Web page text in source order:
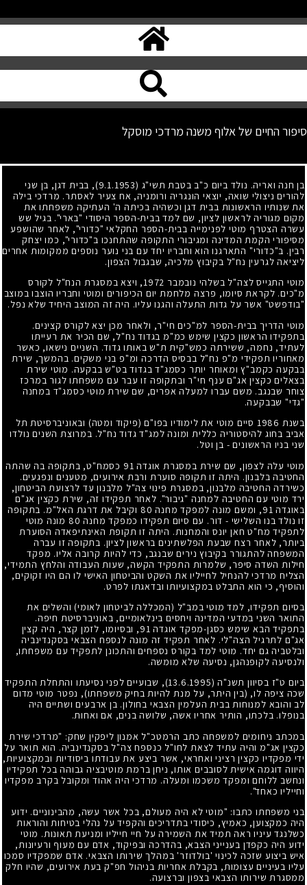
סיפור החיים של אלוף משנה מרדכי מוסקל
בן חנה ואריה. נולד ביום כ"ב בטבת תשי"ג (9.1.1953)
, בבית דגן, בן שני
להורים ניצולי שואה, יוצאי הונגריה ורומניה, אח צעיר לאסתר. מרדכי בילה
את שנותיו הראשונות בבית דגן וכשהיה בכיתה ה' העתיקה משפחתו את
מקום מגוריה לראשון לציון, שם למד בבית-הספר היסודי "בארי". בגיל שש
עשרה הצטרף מוטי לפנימייה בבית-הספר החקלאי "כדורי", לאחר שהושפע
מסיפורי הקמת המדינה ומגיבורי התקופה שהתחנכו ב"כדורי", כמו יצחק
רבין. ב"כדורי" התארגנו הוא וחבריו יחד עם בני נוער נוספים ממקומות אחרים
ליציאה לגרעין נח"ל בקיבוץ מלכיה, שבגבול הצפון.
מוטי התגייס לצה"ל בשלהי נובמבר 1972, ויצא במסגרת הנח"ל לקורס
מ"כים. לקראת סיומו, פרצה מלחמת יום הכיפורים ומוטי וחבריו הוצבו במוצב
"בודפשט" אשר על גדות התעלה והגנו עליו. היה זה המוצב היחיד שלא נפל.
מוטי הדריך בבית-הספר למ"כים חי"ר, ולאחר מכן יצא לקורס קצינים.
בתפקידו הראשון כקצין שימש כמ"מ בגדוד נח"ל, שם הכיר את רעייתו
לעתיד, נחמה, ששירתה כמש"קית ת"ש באותו גדוד. השניים נישאו, כאשר
מאחוריו תפקידי מ"פ נח"ל בבסיס הדרכה ומ"פ בני משקים. בהמשך, שירת
בבקעה כקמב"ץ ומאוחר יותר כסמג"ד בגדוד בט"ש בבקעה. מוטי שירת
בצאלים כקצין אג"ם ענף חי"ר ובתקופה זו עבר עם משפחתו לגור במרכז
צוחר שבנגב. משם עברו למעלה אפרים, שם שירת מוטי כסמג"ד במחנה
"גדי" שבבקעה.
בשנת 1986 סיים מוטי את לימודיו בפו"ם (פיקוד ומטה) ובאוניברסיטת תל
אביב בחוג להיסטוריה כללית ומונה למג"ד גדוד נח"ל. במרוצת השנים נולדו
שני בניו הראשונים - בן וטל.
מוטי עלה לצפון, שם שירת במסגרת אוגדה 91 כסמח"ט, בתקופה בה שהתה
החטיבה בלבנון. היתה זו תקופה סוערת ורבת אירועים, מטענים ונפגעים.
כשירדה החטיבה מלבנון, במסגרת פינוי צה"ל מלבנון עד לרצועת הביטחון,
ירד מוטי עם החטיבה למחנה "גיבור". לאחר תפקידו זה, שירת כקצין אג"ם
באוגדה 91, ומשם מונה למפקד מחנה 80 וקיבל את דרגת האל"מ. בתקופה
זו נולד בנו השלישי - דור. עם סיום תפקידו כמפקד מחנה 80 מונה מוטי
לתפקיד מח"ט חאן יונס והמחנות. היתה זו תקופת האינתיפאדה הסוערת
ביותר, לאחר רצח שבעת הפלשתינים בראשון לציון. בתקופה זו עברה
המשפחה להתגורר בקיבוץ נירים שבנגב, כדי להיות קרובה אליו. מפקד
חילות השדה סיפר, שלמרות התפקיד הקשה, שעות העבודה והלחץ התמידי,
הצליח מרדכי להנחיל לחייליו את השקט והביטחון האישי לו הם היו זקוקים,
והוסיף, כי הוא התבלט במקצועיותו ובדאגתו לפרט.
בסיום תפקידו, למד מוטי במב"ל (המכללה לביטחון לאומי) והשלים את
התואר השני במדעי המדינה ויחסים בינלאומיים, באוניברסיטת חיפה.
בתפקיד הבא שימש כסגן-מפקד אוגדה 91, ובסיומו, לזמן קצר, היה קצין
אג"ם לתרגיל הצה"לי. לאחר תפקיד זה מונה לנספח הצבאי בסקנדינביה
ובלטביה גם יחד. מוטי למד בקורס נספחים והתכונן לתפקיד עם משפחתו,
ולנסיעה לקופנהגן, נסיעה שלא מומשה.
ביום ט"ז בסיוון תשנ"ה (13.6.1995)
, שבועיים לפני נסיעתו והתחלת התפקיד
שכה ציפה לו, (בין היתר, על מנת להיות בחיק משפחתו), נפטר מוטי מדום
לב והובא למנוחות בבית העלמין הצבאי בחולון. בן ארבעים ושתיים היה
בנופלו. בלכתו, הותיר אחריו אשה, שלושה בנים, אם ואחות.
במכתב ניחומים למשפחה כתב הרמטכ"ל אמנון ליפקין שחק: "מרדכי שירת
כקצין אג"מ והיה עתיד לצאת לחו"ל כנספח צה"ל בסקנדינביה. הוא תואר על
ידי מפקדיו כקצין רציני ואחראי, אשר ביצע את עבודתו ביסודיות ובמקצועיות,
היווה דוגמה אישית לסובבים אותו, ניחן ברמת מוטיבציה גבוהה בכל תפקידיו
ונחשב ללוחם ומפקד משכמו ומעלה. מרדכי היה אהוד ומקובל בקרב מפקדיו
וחייליו כאחד".
בני משפחתו כתבו: "מוטי לא היה מעולם, בכל אשר עשה, מהבינוניים. ידוע
היה כמקצוען, כאמיץ, כיסודי בתדריכים והקפיד על נהלי בטיחות והוראות
כשלנגד עיניו ראה תמיד את השמירה על חיי חייליו ומניעת תאונות. מוטי
ידוע היה כקפדן בענייני הצבא, בהדרכה ובפיקוד, אדם עם מעוף ורעיונות,
איש ביצוע שזכה לכינוי 'בולדוזר' במהלך שירותו הצבאי. אדם שמפקדיו סמכו
עליו בעיניים עצומות, בקבלת אחריות בניהול חפ"ק בעת אירועים, שהיו חלק
ממסגרת שירותו הצבאי בצפון וברצועה.